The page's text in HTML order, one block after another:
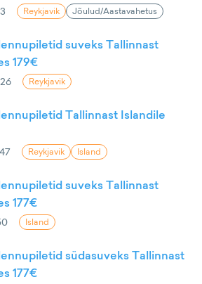
Reykjavik Jõulud/Aastavahetus
suveks Tallinnast
179€
Reykjavik
Tallinnast Islandile
Reykjavik Island
suveks Tallinnast
177€
Island
südasuveks Tallinnast
177€